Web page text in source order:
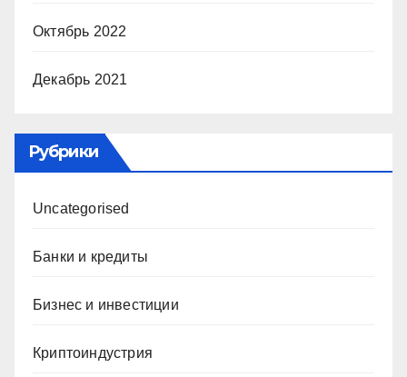
Октябрь 2022
Декабрь 2021
Рубрики
Uncategorised
Банки и кредиты
Бизнес и инвестиции
Криптоиндустрия